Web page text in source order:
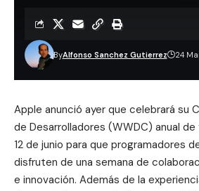
ByAlfonso Sanchez Gutierrez 24
Apple anunció ayer que celebrará su
de Desarrolladores (WWDC) anual
12 de junio para que programadores
disfruten de una semana de
e innovación. Además de la